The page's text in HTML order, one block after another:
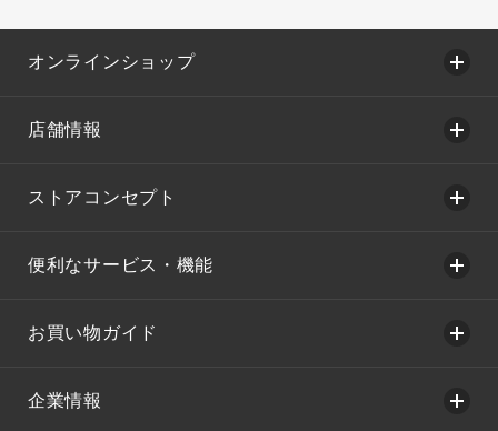
オンラインショップ
店舗情報
ストアコンセプト
便利なサービス・機能
お買い物ガイド
企業情報